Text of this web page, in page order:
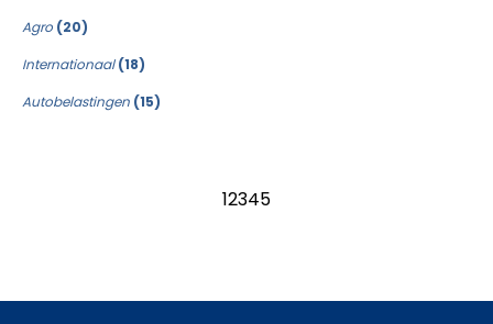
12345
Agro (20)
Internationaal(18)
Autobelastingen (15)